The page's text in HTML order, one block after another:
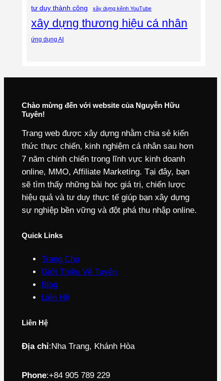
tư duy thành công xây dựng kênh YouTube
xây dựng thương hiệu cá nhân
ứng dụng AI
Chào mừng đến với website của Nguyễn Hữu
Tuyên!
Trang web được xây dựng nhằm chia sẻ kiến
thức thực chiến, kinh nghiệm cá nhân sau hơn
7 năm chinh chiến trong lĩnh vực kinh doanh
online, MMO, Affiliate Marketing. Tại đây, bạn
sẽ tìm thấy những bài học giá trị, chiến lược
hiệu quả và tư duy thực tế giúp bạn xây dựng
sự nghiệp bền vững và đột phá thu nhập online.
Quick Links
Trang Chủ
Giới Thiệu Về Tuyên
Blog
Liên Hệ
Liên Hệ
Địa chỉ:Nha Trang, Khánh Hòa
Phone:+84 905 789 229